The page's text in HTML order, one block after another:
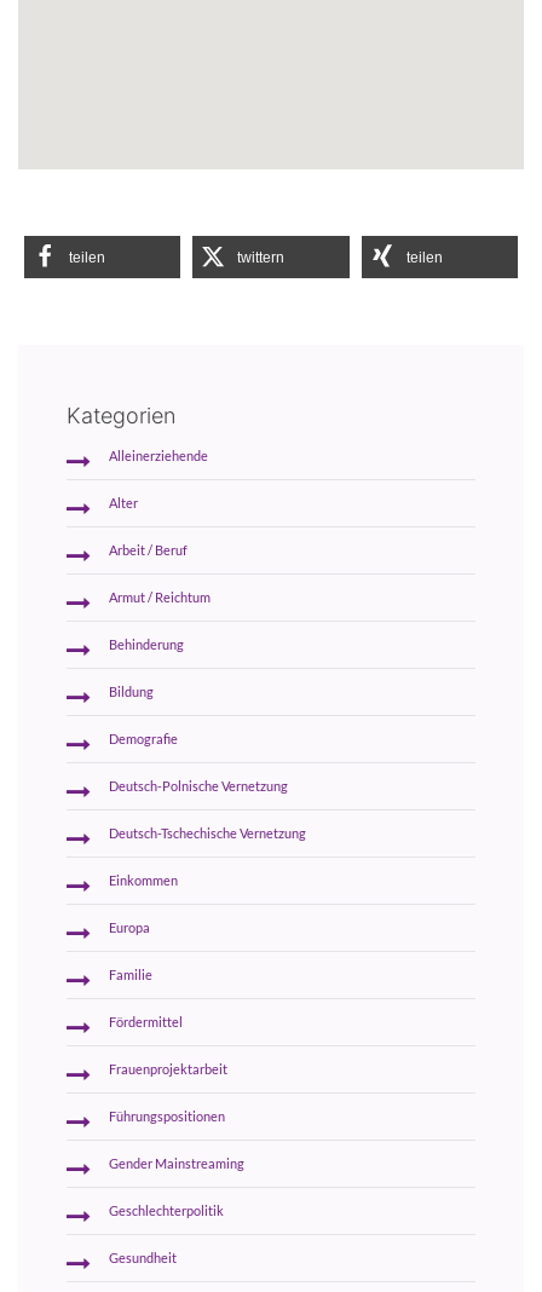
teilen twittern teilen
Kategorien
Alleinerziehende
Alter
Arbeit / Beruf
Armut / Reichtum
Behinderung
Bildung
Demografie
Deutsch-Polnische Vernetzung
Deutsch-Tschechische Vernetzung
Einkommen
Europa
Familie
Fördermittel
Frauenprojektarbeit
Führungspositionen
Gender Mainstreaming
Geschlechterpolitik
Gesundheit